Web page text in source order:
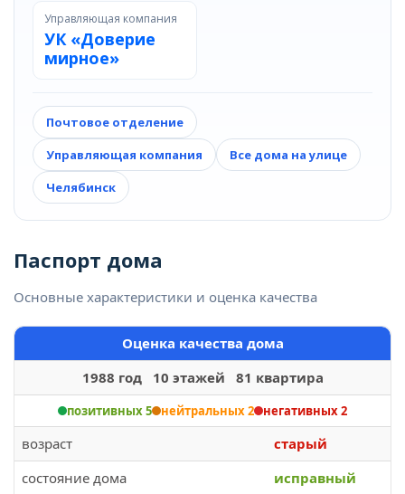
Управляющая компания
УК «Доверие
мирное»
Почтовое отделение
Управляющая компания
Все дома на улице
Челябинск
Паспорт дома
Основные характеристики и оценка качества
Оценка качества дома
1988 год 10 этажей 81 квартира
позитивных 5 нейтральных 2 негативных 2
возраст
старый
состояние дома
исправный